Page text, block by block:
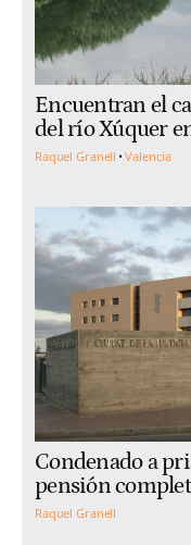
Encuentran el
del río Xúquer
Raquel Granell Valencia
Condenado a
pensión
Raquel Granell